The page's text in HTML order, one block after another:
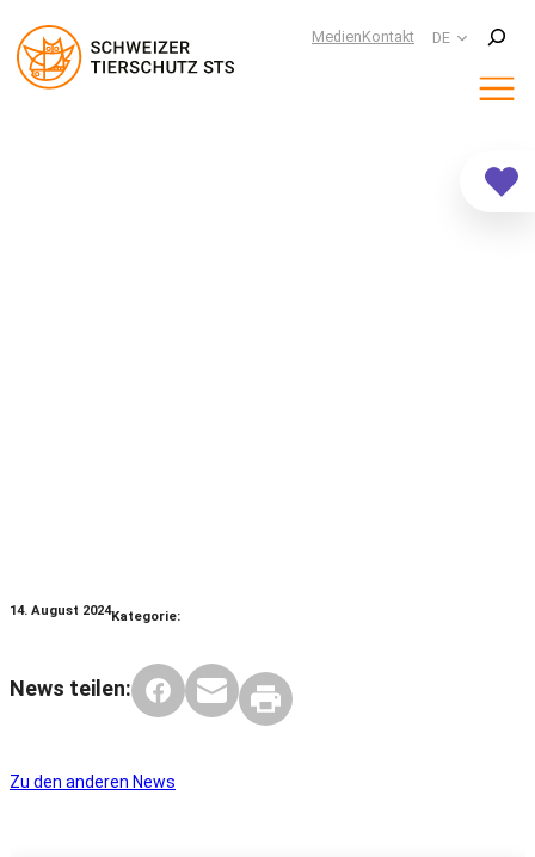
MedienKontakt DE
Suchen
14. August 2024Kategorie:
News teilen:
Zu den anderen News